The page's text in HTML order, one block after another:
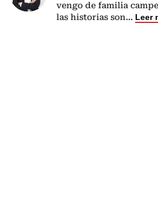
vengo de familia
las historias son... Leer